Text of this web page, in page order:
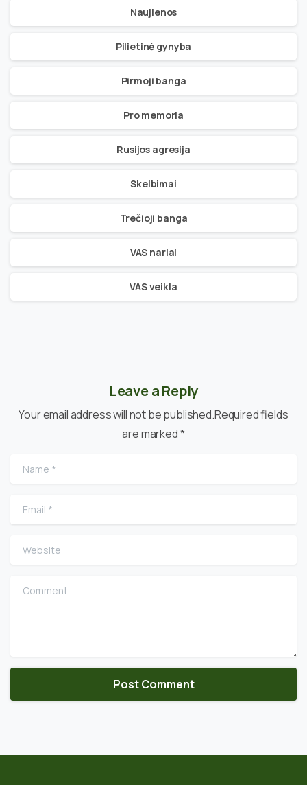
Naujienos
Pilietinė gynyba
Pirmoji banga
Pro memoria
Rusijos agresija
Skelbimai
Trečioji banga
VAS nariai
VAS veikla
Leave a Reply
Your email address will not be published.Required fields
are marked *
Name
Email
Website
Comment